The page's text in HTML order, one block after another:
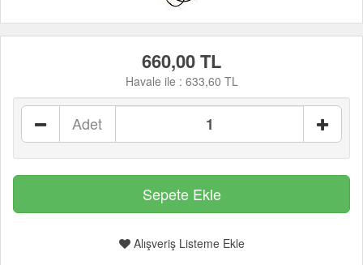
660,00 TL
Havale ile : 633,60 TL
Adet
Alışveriş Listeme Ekle